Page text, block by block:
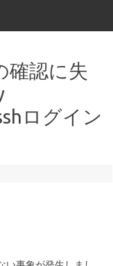
確認に失
ログイン